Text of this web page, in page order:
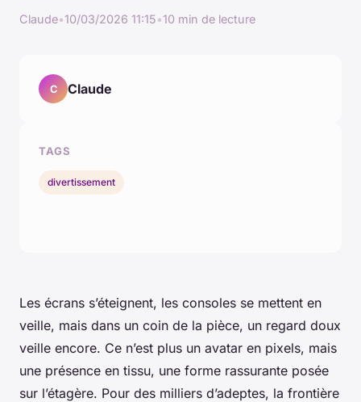
Claude•10/03/2026 11:15•10 min de lecture
Les écrans s’éteignent, les consoles se mettent en
veille, mais dans un coin de la pièce, un regard doux
veille encore. Ce n’est plus un avatar en pixels, mais
une présence en tissu, une forme rassurante posée
sur l’étagère. Pour des milliers d’adeptes, la frontière
C Claude
TAGS
divertissement